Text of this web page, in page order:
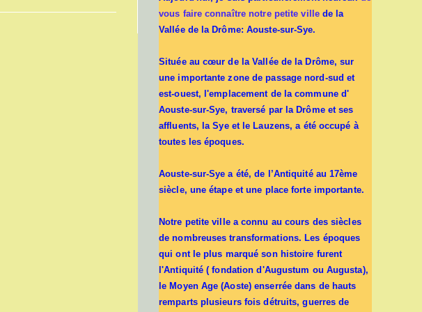
vous faire connaître notre petite villede la
Vallée de la Drôme: Aouste-sur-Sye.
Située au cœur de la Vallée de la Drôme, sur
une importante zone de passage nord-sud et
est-ouest, l'emplacement de la commune d'
Aouste-sur-Sye, traversé par la Drôme et ses
affluents, la Sye et le Lauzens, a été occupé à
toutes les époques.
Aouste-sur-Sye a été, de l’Antiquité au 17ème
siècle, une étape et une place forte importante.
Notre petite ville a connu au cours des siècles
de nombreuses transformations. Les époques
qui ont le plus marqué son histoire furent
l'Antiquité ( fondation d'Augustum ou Augusta),
le Moyen Age (Aoste) enserrée dans de hauts
remparts plusieurs fois détruits, guerres de